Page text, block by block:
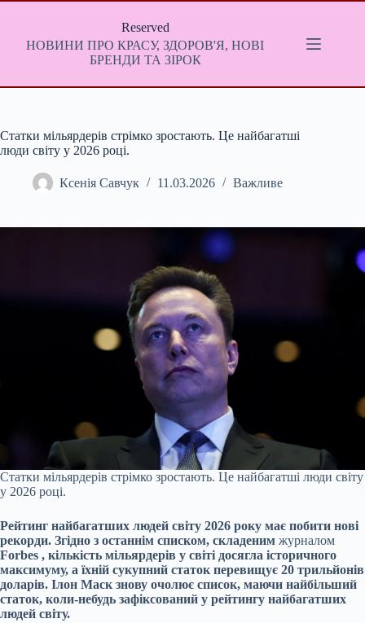
Перейти
Reserved
НОВИНИ ПРО КРАСУ, ЗДОРОВ'Я, НОВІ
БРЕНДИ ТА ЗІРОК
Статки мільярдерів стрімко зростають. Це найбагатші
люди світу у 2026 році.
Ксенія Савчук 11.03.2026 Важливе
Статки мільярдерів стрімко зростають. Це найбагатші люди світу
у 2026 році.
Рейтинг найбагатших людей світу 2026 року має побити нові
рекорди. Згідно з останнім списком, складеним журналом
Forbes , кількість мільярдерів у світі досягла історичного
максимуму, а їхній сукупний статок перевищує 20 трильйонів
доларів. Ілон Маск знову очолює список, маючи найбільший
статок, коли-небудь зафіксований у рейтингу найбагатших
людей світу.